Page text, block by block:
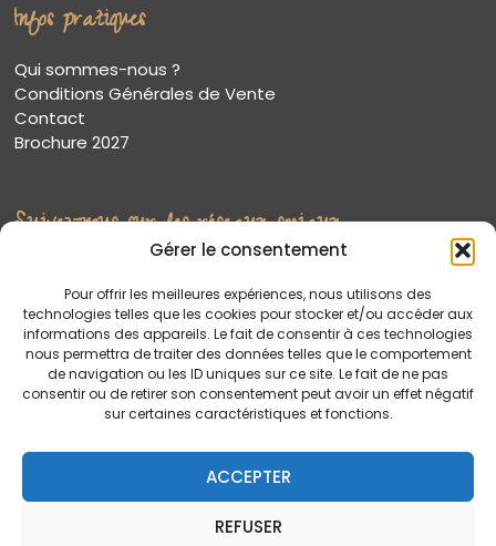
Gérer le consentement
Pour offrir les meilleures expériences, nous utilisons des
technologies telles que les cookies pour stocker et/ou accéder aux
informations des appareils. Le fait de consentir à ces technologies
nous permettra de traiter des données telles que le comportement
de navigation ou les ID uniques sur ce site. Le fait de ne pas
consentir ou de retirer son consentement peut avoir un effet négatif
sur certaines caractéristiques et fonctions.
ACCEPTER
REFUSER
Infos pratiques
Qui sommes-nous ?
Conditions Générales de Vente
Contact
Brochure 2027
Suivez-nous sur les réseaux sociaux